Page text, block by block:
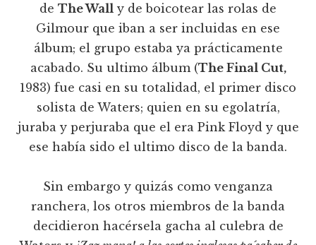
de The Wall y de boicotear las rolas de
Gilmour que iban a ser incluidas en ese
álbum; el grupo estaba ya prácticamente
acabado. Su ultimo álbum (The Final Cut,
1983) fue casi en su totalidad, el primer disco
solista de Waters; quien en su egolatría,
juraba y perjuraba que el era Pink Floyd y que
ese había sido el ultimo disco de la banda.
Sin embargo y quizás como venganza
ranchera, los otros miembros de la banda
decidieron hacérsela gacha al culebra de